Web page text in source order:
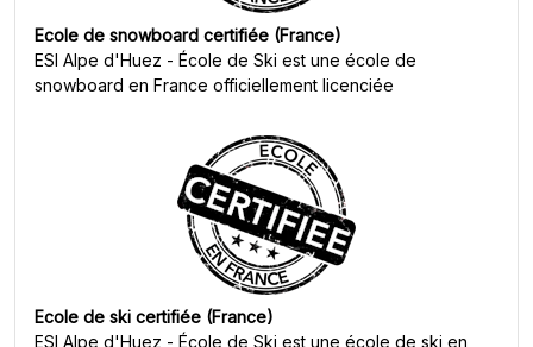
Ecole de snowboard certifiée (France)
ESI Alpe d'Huez - École de Ski est une école de
snowboard en France officiellement licenciée
Ecole de ski certifiée (France)
ESI Alpe d'Huez - École de Ski est une école de ski en